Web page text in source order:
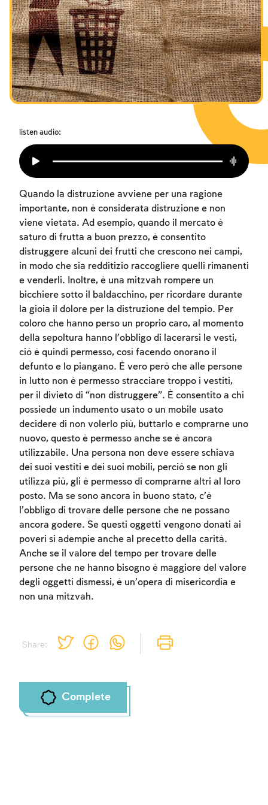
I digiuni commemorativi della distruzione del Tempio
Hanukkah
Purìm
listen audio:
Share:
Quando la distruzione avviene per una ragione
importante, non è considerata distruzione e non
viene vietata. Ad esempio, quando il mercato è
saturo di frutta a buon prezzo, è consentito
distruggere alcuni dei frutti che crescono nei campi,
in modo che sia redditizio raccogliere quelli rimanenti
e venderli. Inoltre, è una mitzvah rompere un
bicchiere sotto il baldacchino, per ricordare durante
la gioia il dolore per la distruzione del tempio. Per
coloro che hanno perso un proprio caro, al momento
della sepoltura hanno l’obbligo di lacerarsi le vesti,
ciò è quindi permesso, così facendo onorano il
defunto e lo piangano. È vero però che alle persone
in lutto non è permesso stracciare troppo i vestiti,
per il divieto di “non distruggere”. È consentito a chi
possiede un indumento usato o un mobile usato
decidere di non volerlo più, buttarlo e comprarne uno
nuovo, questo è permesso anche se è ancora
utilizzabile. Una persona non deve essere schiava
dei suoi vestiti e dei suoi mobili, perciò se non gli
utilizza più, gli è permesso di comprarne altri al loro
posto. Ma se sono ancora in buono stato, c’è
l’obbligo di trovare delle persone che ne possano
ancora godere. Se questi oggetti vengono donati ai
poveri si adempie anche al precetto della carità.
Anche se il valore del tempo per trovare delle
persone che ne hanno bisogno è maggiore del valore
degli oggetti dismessi, è un’opera di misericordia e
non una mitzvah.
Complete
Account required
To mark concepts as learned, you'll need
to create an account or log in.
Sign up Login